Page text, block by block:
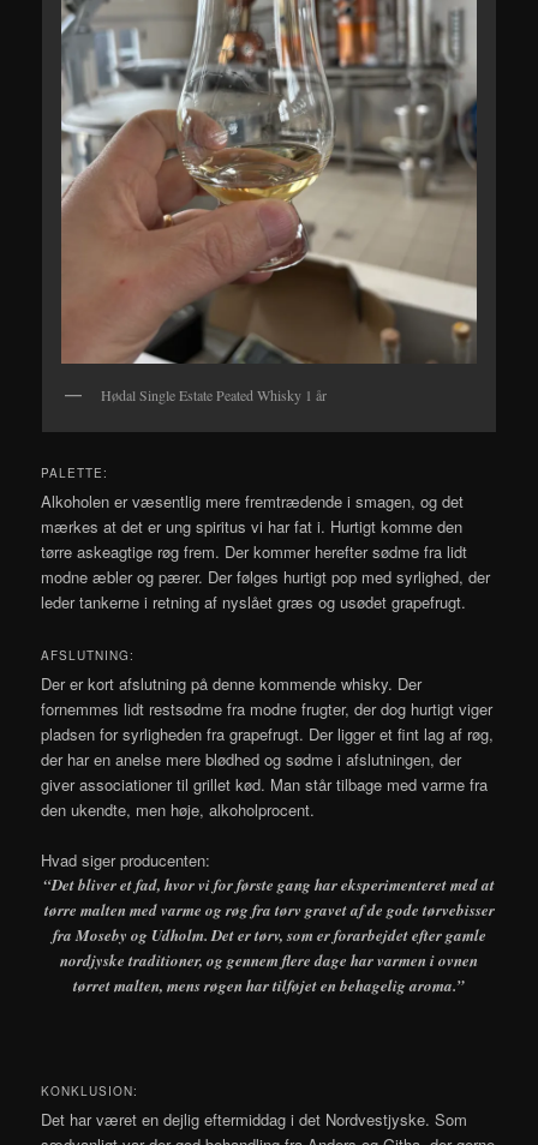
Hødal Single Estate Peated Whisky 1 år
PALETTE:
Alkoholen er væsentlig mere fremtrædende i smagen, og det
mærkes at det er ung spiritus vi har fat i. Hurtigt komme den
tørre askeagtige røg frem. Der kommer herefter sødme fra lidt
modne æbler og pærer. Der følges hurtigt pop med syrlighed, der
leder tankerne i retning af nyslået græs og usødet grapefrugt.
AFSLUTNING:
Der er kort afslutning på denne kommende whisky. Der
fornemmes lidt restsødme fra modne frugter, der dog hurtigt viger
pladsen for syrligheden fra grapefrugt. Der ligger et fint lag af røg,
der har en anelse mere blødhed og sødme i afslutningen, der
giver associationer til grillet kød. Man står tilbage med varme fra
den ukendte, men høje, alkoholprocent.
Hvad siger producenten:
“Det bliver et fad, hvor vi for første gang har eksperimenteret med at
tørre malten med varme og røg fra tørv gravet af de gode tørvebisser
fra Moseby og Udholm. Det er tørv, som er forarbejdet efter gamle
nordjyske traditioner, og gennem flere dage har varmen i ovnen
tørret malten, mens røgen har tilføjet en behagelig aroma.”
KONKLUSION:
Det har været en dejlig eftermiddag i det Nordvestjyske. Som